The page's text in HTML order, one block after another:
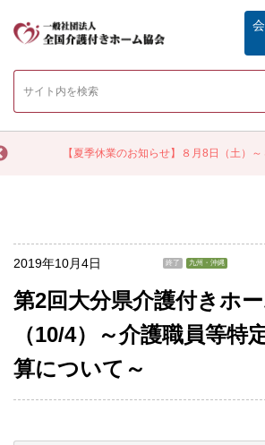
【夏季休業のお知らせ】８月8日（土）～
2019年10月4日 終了 九州・沖縄
第2回大分県介護付きホ
（10/4）～介護職員等特
算について～